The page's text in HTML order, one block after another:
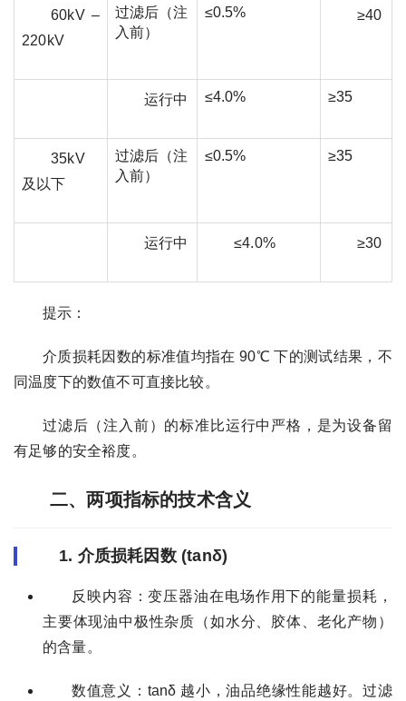
60kV –
220kV
过滤后（注
入前）
≤0.5% ≥40
运行中 ≤4.0% ≥35
35kV
及以下
过滤后（注
入前）
≤0.5% ≥35
运行中 ≤4.0% ≥30
提示：
介质损耗因数的标准值均指在 90℃ 下的测试结果，不
同温度下的数值不可直接比较。
过滤后（注入前）的标准比运行中严格，是为设备留
有足够的安全裕度。
二、两项指标的技术含义
1. 介质损耗因数 (tanδ)
反映内容：变压器油在电场作用下的能量损耗，
主要体现油中极性杂质（如水分、胶体、老化产物）
的含量。
数值意义：tanδ 越小，油品绝缘性能越好。过滤